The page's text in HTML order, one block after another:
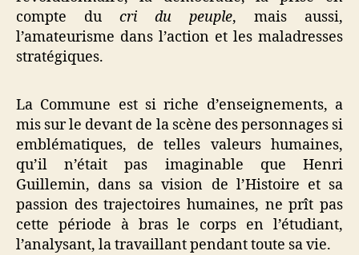
compte du cri du peuple, mais aussi,
l’amateurisme dans l’action et les maladresses
stratégiques.
La Commune est si riche d’enseignements, a
mis sur le devant de la scène des personnages si
emblématiques, de telles valeurs humaines,
qu’il n’était pas imaginable que Henri
Guillemin, dans sa vision de l’Histoire et sa
passion des trajectoires humaines, ne prît pas
cette période à bras le corps en l’étudiant,
l’analysant, la travaillant pendant toute sa vie.